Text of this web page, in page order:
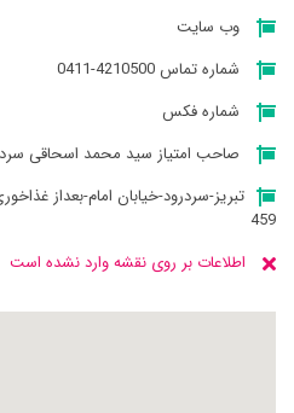
وب سایت
شماره تماس 4210500-0411
شماره فکس
صاحب امتیاز سید محمد اسحاقی
تبریز-سردرود-خیابان امام-بعداز
459
اطلاعات بر روی نقشه وارد نشده است